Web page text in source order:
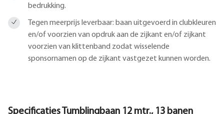
bedrukking.
Tegen meerprijs leverbaar: baan uitgevoerd in clubkleuren
en/of voorzien van opdruk aan de zijkant en/of zijkant
voorzien van klittenband zodat wisselende
sponsornamen op de zijkant vastgezet kunnen worden.
Specificaties Tumblingbaan 12 mtr., 13 banen